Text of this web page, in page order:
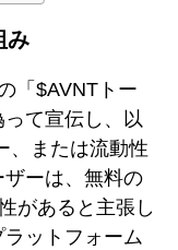
み
「$AVNTトー
て宣伝し、以
、または流動性
ーは、無料の
があると主張し
ットフォーム